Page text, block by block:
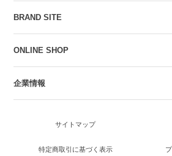
BRAND SITE
ONLINE SHOP
企業情報
サイトマップ
特定商取引に基づく表示